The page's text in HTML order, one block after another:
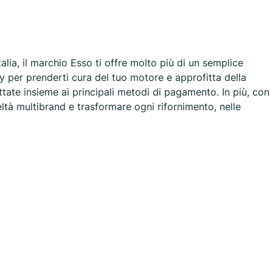
il marchio Esso ti offre molto più di un semplice
per prenderti cura del tuo motore e approfitta della
insieme ai principali metodi di pagamento. In più, con
multibrand e trasformare ogni rifornimento, nelle